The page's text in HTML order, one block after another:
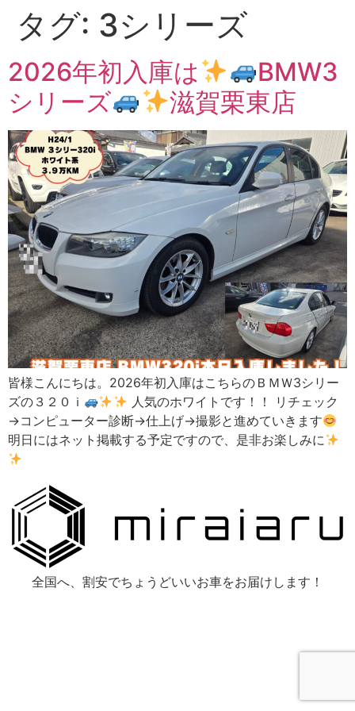
タグ: 3シリーズ
2026年初入庫は
BMW3
シリーズ
滋賀栗東店
皆様こんにちは。2026年初入庫はこちらのＢＭＷ3シリー
ズの３２０ｉ
人気のホワイトです！！ リチェック
→コンピューター診断→仕上げ→撮影と進めていきます
明日にはネット掲載する予定ですので、是非お楽しみに
全国へ、割安でちょうどいいお車をお届けします！